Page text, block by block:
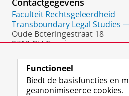
Contactgegevens
Faculteit Rechtsgeleerdheid
Transboundary Legal Studies
Oude Boteringestraat 18
9712 GH Groningen
Functioneel
Biedt de basisfuncties en
geanonimiseerde cookies.